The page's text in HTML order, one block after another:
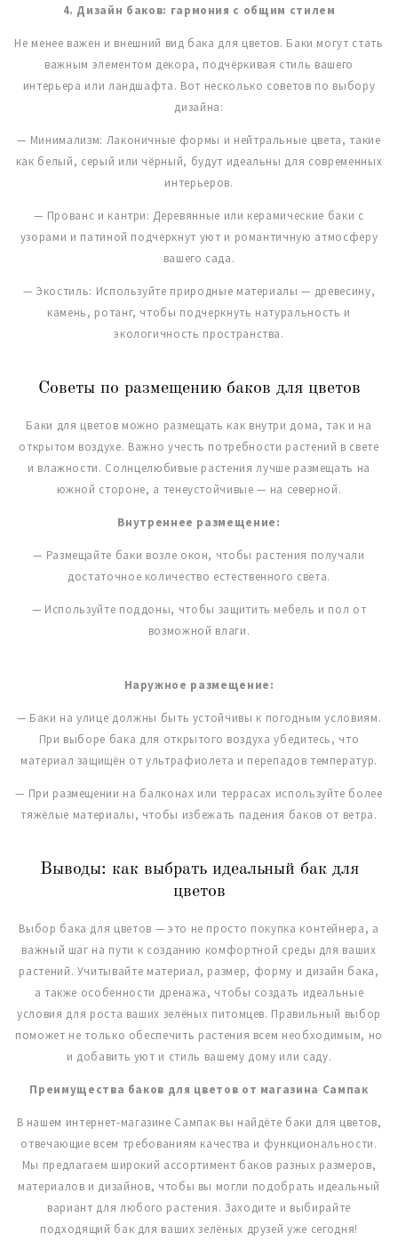
4. Дизайн баков: гармония с общим стилем
Не менее важен и внешний вид бака для цветов. Баки могут стать
важным элементом декора, подчёркивая стиль вашего
интерьера или ландшафта. Вот несколько советов по выбору
дизайна:
— Минимализм: Лаконичные формы и нейтральные цвета, такие
как белый, серый или чёрный, будут идеальны для современных
интерьеров.
— Прованс и кантри: Деревянные или керамические баки с
узорами и патиной подчеркнут уют и романтичную атмосферу
вашего сада.
— Экостиль: Используйте природные материалы — древесину,
камень, ротанг, чтобы подчеркнуть натуральность и
экологичность пространства.
Советы по размещению баков для цветов
Баки для цветов можно размещать как внутри дома, так и на
открытом воздухе. Важно учесть потребности растений в свете
и влажности. Солнцелюбивые растения лучше размещать на
южной стороне, а тенеустойчивые — на северной.
Внутреннее размещение:
— Размещайте баки возле окон, чтобы растения получали
достаточное количество естественного света.
— Используйте поддоны, чтобы защитить мебель и пол от
возможной влаги.
Наружное размещение:
— Баки на улице должны быть устойчивы к погодным условиям.
При выборе бака для открытого воздуха убедитесь, что
материал защищён от ультрафиолета и перепадов температур.
— При размещении на балконах или террасах используйте более
тяжёлые материалы, чтобы избежать падения баков от ветра.
Выводы: как выбрать идеальный бак для
цветов
Выбор бака для цветов — это не просто покупка контейнера, а
важный шаг на пути к созданию комфортной среды для ваших
растений. Учитывайте материал, размер, форму и дизайн бака,
а также особенности дренажа, чтобы создать идеальные
условия для роста ваших зелёных питомцев. Правильный выбор
поможет не только обеспечить растения всем необходимым, но
и добавить уют и стиль вашему дому или саду.
Преимущества баков для цветов от магазина Сампак
В нашем интернет-магазине Сампак вы найдёте баки для цветов,
отвечающие всем требованиям качества и функциональности.
Мы предлагаем широкий ассортимент баков разных размеров,
материалов и дизайнов, чтобы вы могли подобрать идеальный
вариант для любого растения. Заходите и выбирайте
подходящий бак для ваших зелёных друзей уже сегодня!